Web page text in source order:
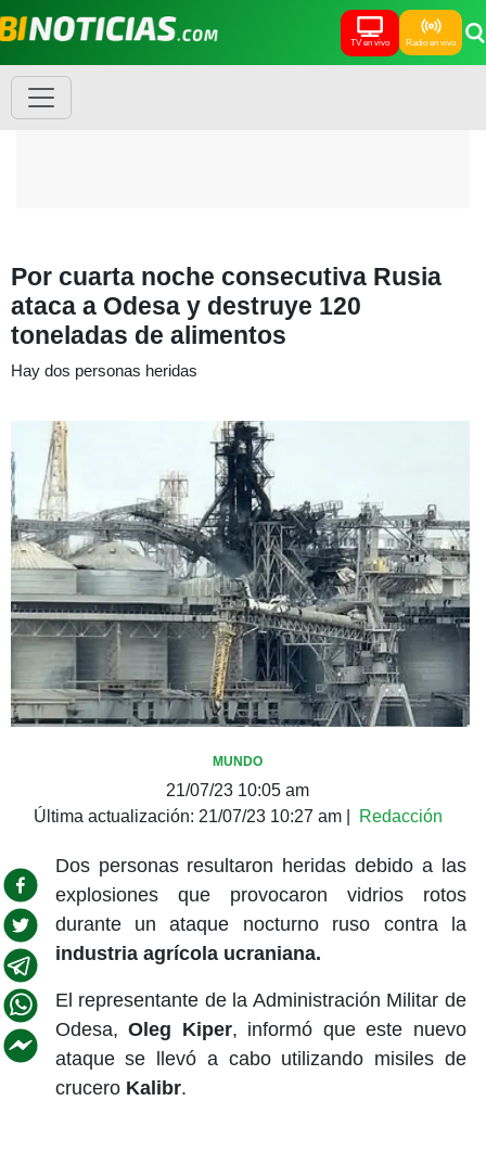
TV en vivo Radio en vivo
Por cuarta noche consecutiva Rusia
ataca a Odesa y destruye 120
toneladas de alimentos
Hay dos personas heridas
MUNDO
21/07/23 10:05 am
Última actualización: 21/07/23 10:27 am| Redacción
Dos personas resultaron heridas debido a las
explosiones que provocaron vidrios rotos
durante un ataque nocturno ruso contra la
industria agrícola ucraniana.
El representante de la Administración Militar de
Odesa,Oleg Kiper, informó que este nuevo
ataque se llevó a cabo utilizando misiles de
crucero Kalibr.